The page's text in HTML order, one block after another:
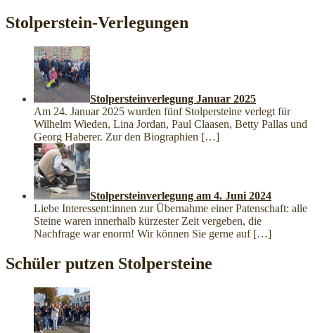
Stolperstein-Verlegungen
Stolpersteinverlegung Januar 2025
Am 24. Januar 2025 wurden fünf Stolpersteine verlegt für
Wilhelm Wieden, Lina Jordan, Paul Claasen, Betty Pallas und
Georg Haberer. Zur den Biographien […]
Stolpersteinverlegung am 4. Juni 2024
Liebe Interessent:innen zur Übernahme einer Patenschaft: alle
Steine waren innerhalb kürzester Zeit vergeben, die
Nachfrage war enorm! Wir können Sie gerne auf […]
Schüler putzen Stolpersteine